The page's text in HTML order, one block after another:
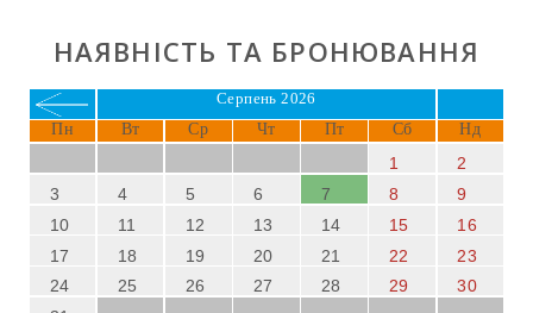
НАЯВНІСТЬ ТА БРОНЮВАННЯ
Серпень 2026
Пн Вт Ср Чт Пт Сб Нд
1
2
3
4 5 6 7 8
9
10
11 12 13 14 15
16
17
18 19 20 21 22
23
24
25 26 27 28 29
30